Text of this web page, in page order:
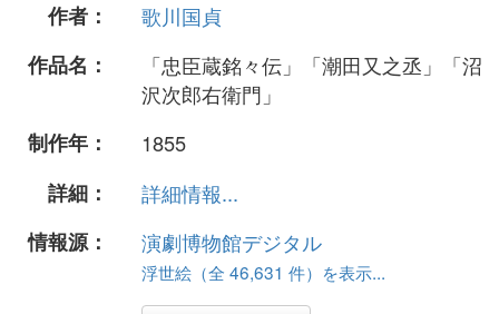
作者：
歌川国貞
作品名：
「忠臣蔵銘々伝」「潮田又之丞」「沼
沢次郎右衛門」
制作年：
1855
詳細：
詳細情報...
情報源：
演劇博物館デジタル
浮世絵（全 46,631 件）を表示...